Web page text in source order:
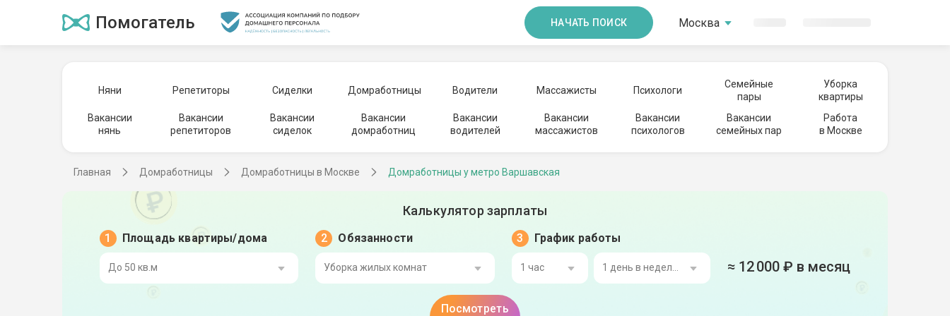
Помогатель НАЧАТЬ ПОИСК Москва
Няни Репетиторы Сиделки Домработницы Водители Массажисты Психологи
Семейные
пары
Уборка
квартиры
Вакансии
нянь
Вакансии
репетиторов
Вакансии
сиделок
Вакансии
домработниц
Вакансии
водителей
Вакансии
массажистов
Вакансии
психологов
Вакансии
семейных пар
Работа
в Москве
Главная Домработницы Домработницы в Москве Домработницы у метро Варшавская
Калькулятор зарплаты
Площадь квартиры/дома Обязанности График работы
≈ 12 000₽ в месяц
Посмотреть